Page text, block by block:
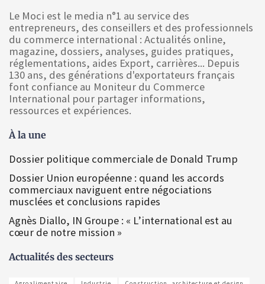
Le Moci est le media n°1 au service des
entrepreneurs, des conseillers et des professionnels
du commerce international : Actualités online,
magazine, dossiers, analyses, guides pratiques,
réglementations, aides Export, carrières... Depuis
130 ans, des générations d'exportateurs français
font confiance au Moniteur du Commerce
International pour partager informations,
ressources et expériences.
À la une
Dossier politique commerciale de Donald Trump
Dossier Union européenne : quand les accords
commerciaux naviguent entre négociations
musclées et conclusions rapides
Agnès Diallo, IN Groupe : « L’international est au
cœur de notre mission »
Actualités des secteurs